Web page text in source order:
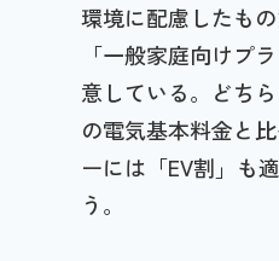
環境に配慮したも
「一般家庭向けプ
意している。どち
の電気基本料金と
ーには「EV割」も
う。